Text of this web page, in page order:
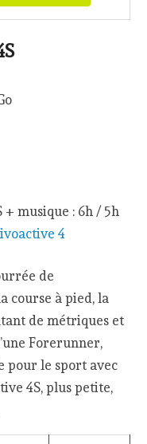
+ musique : 6h / 5h
4
de
course à pied, la
de métriques et
Forerunner,
pour le sport avec
4S, plus petite,